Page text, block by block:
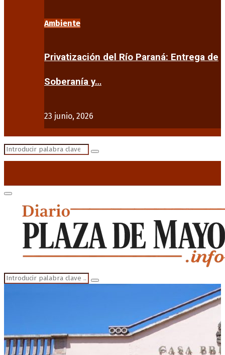
Ambiente
Privatización del Río Paraná: Entrega de
Soberanía y…
23 junio, 2026
Search
Search
Primary
Menu
Search
for:
Search